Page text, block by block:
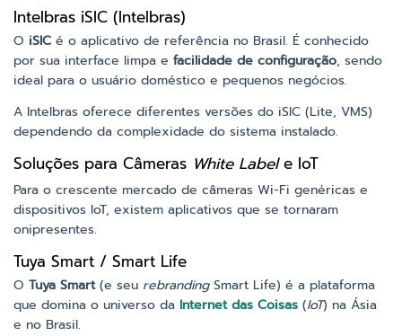
Intelbras iSIC (Intelbras)
O iSIC é o aplicativo de referência no Brasil. É conhecido
por sua interface limpa e facilidade de configuração, sendo
ideal para o usuário doméstico e pequenos negócios.
A Intelbras oferece diferentes versões do iSIC (Lite, VMS)
dependendo da complexidade do sistema instalado.
Soluções para Câmeras White Labele IoT
Para o crescente mercado de câmeras Wi-Fi genéricas e
dispositivos IoT, existem aplicativos que se tornaram
onipresentes.
Tuya Smart / Smart Life
O Tuya Smart(e seu rebrandingSmart Life) é a plataforma
que domina o universo da Internet das Coisas (IoT) na Ásia
e no Brasil.